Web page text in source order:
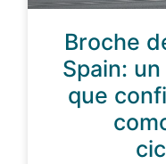
Broche
Spain:
que